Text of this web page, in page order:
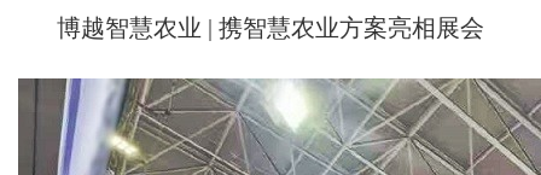
博越智慧农业 | 携智慧农业方案亮相展会